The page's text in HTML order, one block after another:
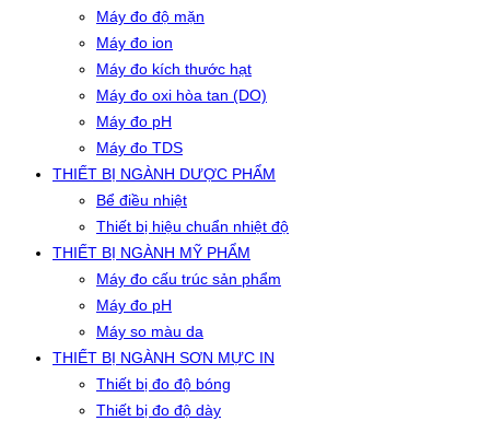
Máy đo độ mặn
Máy đo ion
Máy đo kích thước hạt
Máy đo oxi hòa tan (DO)
Máy đo pH
Máy đo TDS
THIẾT BỊ NGÀNH DƯỢC PHẨM
Bể điều nhiệt
Thiết bị hiệu chuẩn nhiệt độ
THIẾT BỊ NGÀNH MỸ PHẨM
Máy đo cấu trúc sản phẩm
Máy đo pH
Máy so màu da
THIẾT BỊ NGÀNH SƠN MỰC IN
Thiết bị đo độ bóng
Thiết bị đo độ dày